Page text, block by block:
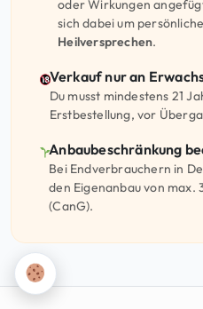
oder Wirkungen
sich dabei um
Heilversprechen.
Verkauf nur an
Du musst mindestens 21
Erstbestellung, vor
Anbaubeschränkung
Bei Endverbrauchern in
den Eigenanbau von max.
(CanG).